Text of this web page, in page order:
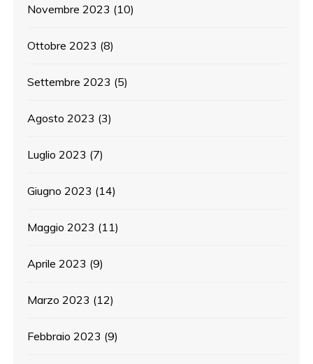
Novembre 2023 (10)
Ottobre 2023 (8)
Settembre 2023 (5)
Agosto 2023 (3)
Luglio 2023 (7)
Giugno 2023 (14)
Maggio 2023 (11)
Aprile 2023 (9)
Marzo 2023 (12)
Febbraio 2023 (9)